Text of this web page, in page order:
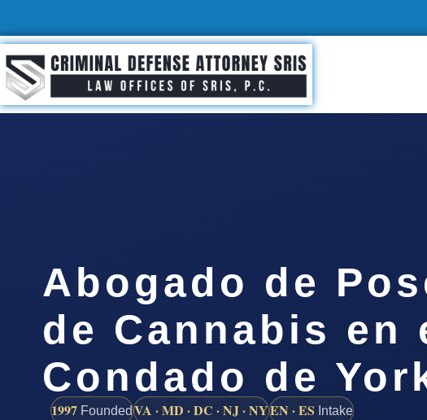
Abogado de
de Cannabis en
Condado de
1997 FoundedVA · MD · DC · NJ · NYEN · ES Intake